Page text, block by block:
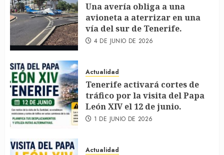
Una avería obliga a una
avioneta a aterrizar en una
vía del sur de Tenerife.
4 DE JUNIO DE 2026
Actualidad
Tenerife activará cortes de
tráfico por la visita del Papa
León XIV el 12 de junio.
1 DE JUNIO DE 2026
Actualidad